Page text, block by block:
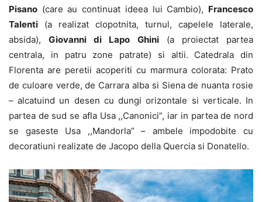
Pisano (care au continuat ideea lui Cambio), Francesco
Talenti (a realizat clopotnita, turnul, capelele laterale,
absida),Giovanni di Lapo Ghini(a proiectat partea
centrala, in patru zone patrate) si altii. Catedrala din
Florenta are peretii acoperiti cu marmura colorata: Prato
de culoare verde, de Carrara alba si Siena de nuanta rosie
– alcatuind un desen cu dungi orizontale si verticale. In
partea de sud se afla Usa ,,Canonici”, iar in partea de nord
se gaseste Usa ,,Mandorla” – ambele impodobite cu
decoratiuni realizate de Jacopo della Quercia si Donatello.